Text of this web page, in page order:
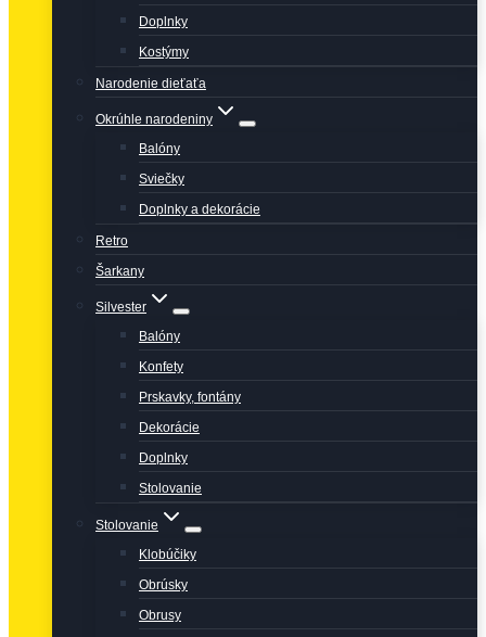
Doplnky
Kostýmy
Narodenie dieťaťa
Okrúhle narodeniny
Balóny
Sviečky
Doplnky a dekorácie
Retro
Šarkany
Silvester
Balóny
Konfety
Prskavky, fontány
Dekorácie
Doplnky
Stolovanie
Stolovanie
Klobúčiky
Obrúsky
Obrusy